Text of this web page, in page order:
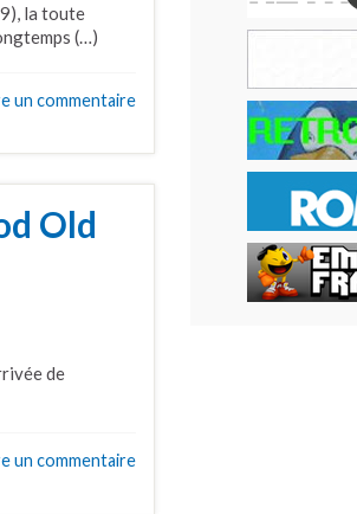
la toute
(…)
un commentaire
Old
de
un commentaire